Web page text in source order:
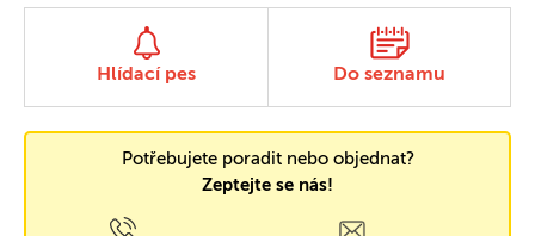
Hlídací pes Do seznamu
Potřebujete poradit nebo objednat?
Zeptejte se nás!